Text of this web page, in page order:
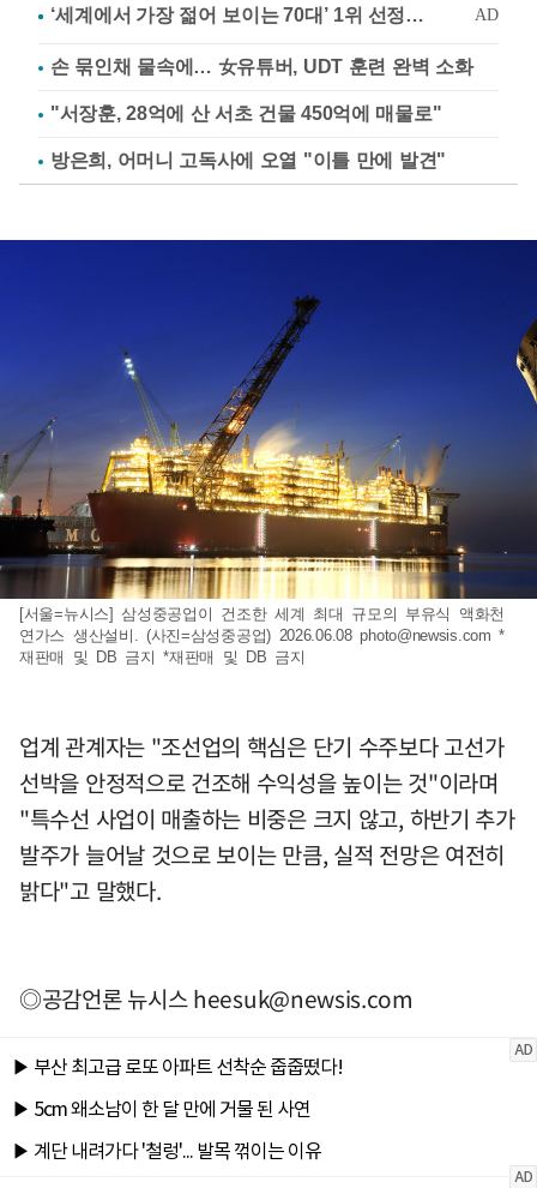
손 묶인채 물속에… 女유튜버, UDT 훈련 완벽 소화
"서장훈, 28억에 산 서초 건물 450억에 매물로"
방은희, 어머니 고독사에 오열 "이틀 만에 발견"
[서울=뉴시스] 삼성중공업이 건조한 세계 최대 규모의 부유식 액화천
연가스 생산설비. (사진=삼성중공업) 2026.06.08photo@newsis.com *
재판매 및 DB 금지 *재판매 및 DB 금지
업계 관계자는 "조선업의 핵심은 단기 수주보다 고선가
선박을 안정적으로 건조해 수익성을 높이는 것"이라며
"특수선 사업이 매출하는 비중은 크지 않고, 하반기 추가
발주가 늘어날 것으로 보이는 만큼, 실적 전망은 여전히
밝다"고 말했다.
◎공감언론 뉴시스heesuk@newsis.com